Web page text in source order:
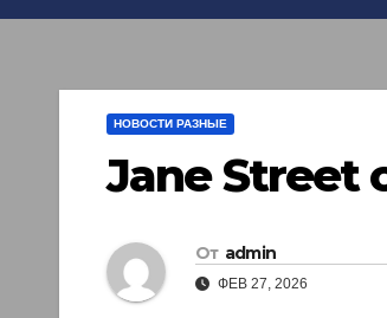
НОВОСТИ РАЗНЫЕ
Jane Street
От admin
ФЕВ 27, 2026